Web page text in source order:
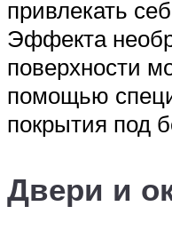
привлекать
Эффекта
поверхности
помощью
покрытия под
Двери и